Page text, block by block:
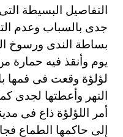
التفاصيل البسيطة
جدى بالسباب وعدم
بساطة الندى ورسوخ
يوم وأنقذ فيه حمارة
لؤلؤة وقعت فى فمها
النهر وأعطتها لجدى
أمر اللؤلؤة ذاع فى
إلى حاكمها الطماع